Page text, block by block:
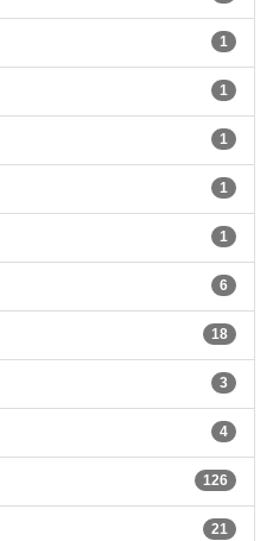
1
1
1
1
1
6
18
3
4
126
21